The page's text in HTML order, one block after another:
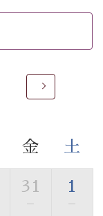
います。 予め
金 土
31
—
1
—